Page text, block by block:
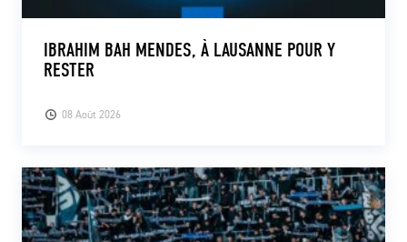
08 Août 2026
IBRAHIM BAH MENDES, À LAUSANNE POUR Y
RESTER